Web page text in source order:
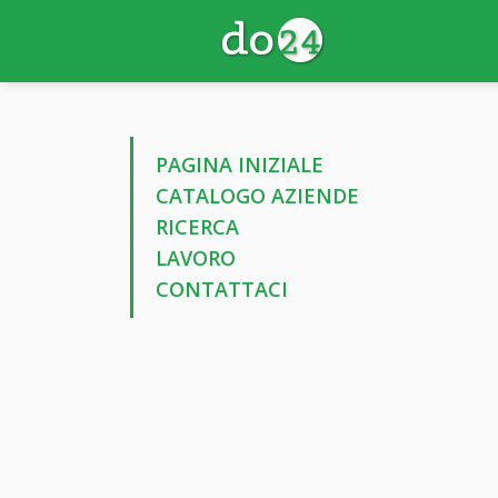
PAGINA INIZIALE
CATALOGO AZIENDE
RICERCA
LAVORO
CONTATTACI